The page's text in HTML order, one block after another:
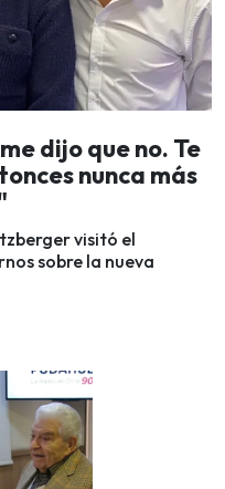
dijo que no. Te
nunca más
visitó el
sobre la nueva